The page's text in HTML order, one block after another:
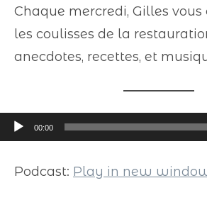
Chaque mercredi, Gilles
les coulisses de la
anecdotes, recettes, et
Lecteur
audio
00:00
Podcast: Play in new